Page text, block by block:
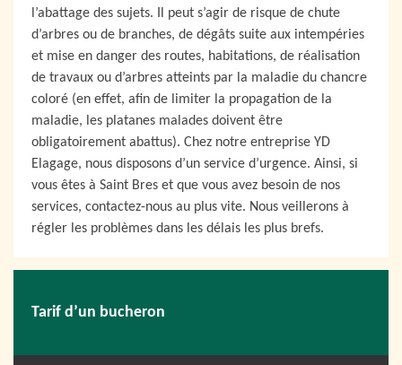
l’abattage des sujets. Il peut s’agir de risque de chute
d’arbres ou de branches, de dégâts suite aux intempéries
et mise en danger des routes, habitations, de réalisation
de travaux ou d’arbres atteints par la maladie du chancre
coloré (en effet, afin de limiter la propagation de la
maladie, les platanes malades doivent être
obligatoirement abattus). Chez notre entreprise YD
Elagage, nous disposons d’un service d’urgence. Ainsi, si
vous êtes à Saint Bres et que vous avez besoin de nos
services, contactez-nous au plus vite. Nous veillerons à
régler les problèmes dans les délais les plus brefs.
Tarif d’un bucheron